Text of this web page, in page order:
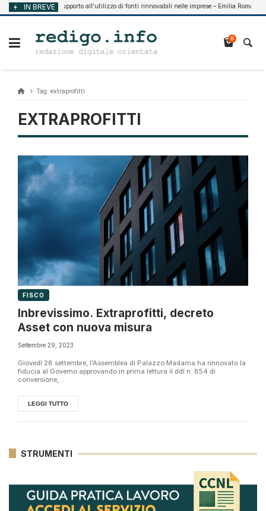
Vai
al
IN BREVE
Agosto 7, 2026 Supporto all’utilizzo di fonti rinnovabili nelle imprese – Emilia Romagna
0
Tag: extraprofitti
EXTRAPROFITTI
FISCO
Inbrevissimo. Extraprofitti, decreto
Asset con nuova misura
Settembre 29, 2023
Giovedì 28 settembre, l'Assemblea di Palazzo Madama ha rinnovato la
fiducia al Governo approvando in prima lettura il ddl n. 854 di
conversione, ...
LEGGI TUTTO
STRUMENTI